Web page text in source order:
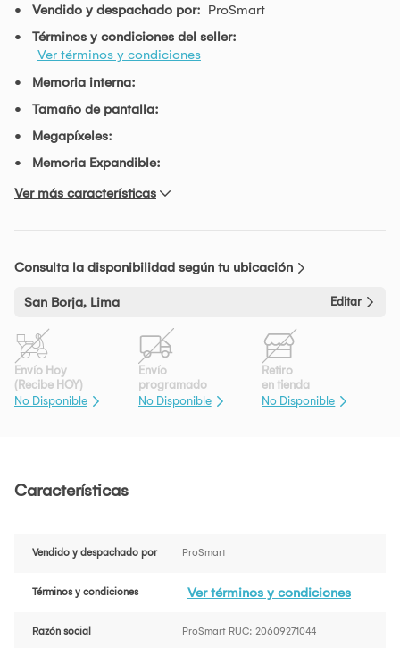
Vendido y despachado por: ProSmart
Términos y condiciones del seller:
Ver términos y condiciones
Memoria interna:
Tamaño de pantalla:
Megapíxeles:
Memoria Expandible:
Ver más características
Consulta la disponibilidad según tu ubicación
San Borja, Lima Editar
Envío Hoy
(Recibe HOY)
No Disponible
Envío
programado
No Disponible
Retiro
en tienda
No Disponible
Características
Vendido y despachado por ProSmart
Términos y condiciones Ver términos y condiciones
Razón social ProSmart RUC: 20609271044